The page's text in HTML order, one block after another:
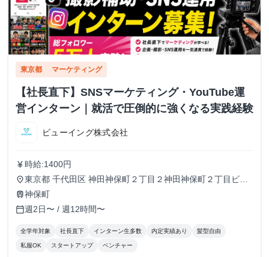
東京都 マーケティング
【社長直下】SNSマーケティング・YouTube運
営インターン｜就活で圧倒的に強くなる実践経験
ビューイング株式会社
currency_yen 時給:1400円
place東京都 千代田区 神田神保町２丁目２神田神保町２丁目ビル
５０２号室
train神保町
calendar_today週2日〜 / 週12時間〜
全学年対象 社長直下 インターン生多数 内定実績あり 髪型自由
私服OK スタートアップ ベンチャー